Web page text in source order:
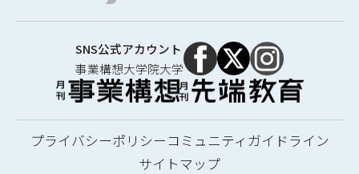
SNS公式アカウント
事業構想大学院大学
プライバシーポリシーコミュニティガイドライン
サイトマップ